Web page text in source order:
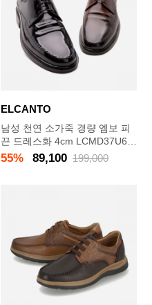
ELCANTO
남성 천연 소가죽 경량 엠보 피
끈 드레스화 4cm LCMD37U61
3
55% 89,100 199,000